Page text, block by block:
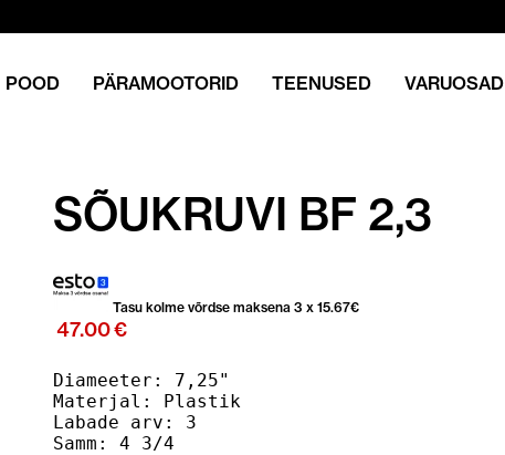
POOD PÄRAMOOTORID TEENUSED VARUOSAD
SÕUKRUVI BF 2,3
Tasu kolme võrdse maksena 3 x 15.67€
47.00€
Diameeter: 7,25"
Materjal: Plastik
Labade arv: 3
Samm: 4 3/4